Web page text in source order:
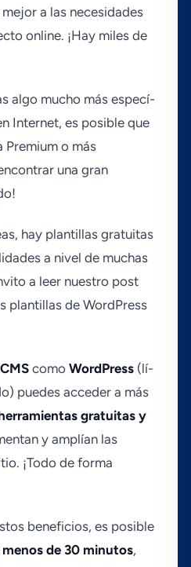
a las necesidades
online. ¡Hay miles de
algo mucho más especí­
Internet, es posible que
Premium o más
una gran
hay plantillas gratuitas
a nivel de muchas
a leer nuestro post
plantillas de WordPress
CMS comoWordPress(lí­
puedes acceder a más
gratuitas y
y amplí­an las
¡Todo de forma
beneficios, es posible
de 30 minutos,